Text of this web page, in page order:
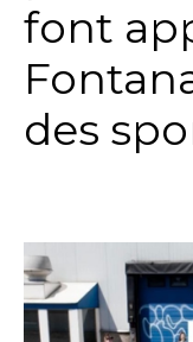
font
des